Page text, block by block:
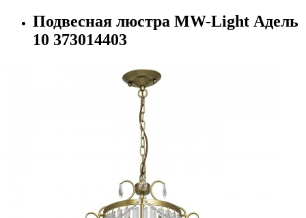
Подвесная люстра MW-Light Адель
10 373014403